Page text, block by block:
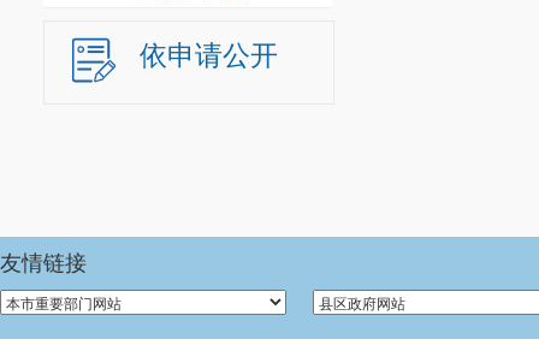
依申请公开
友情链接